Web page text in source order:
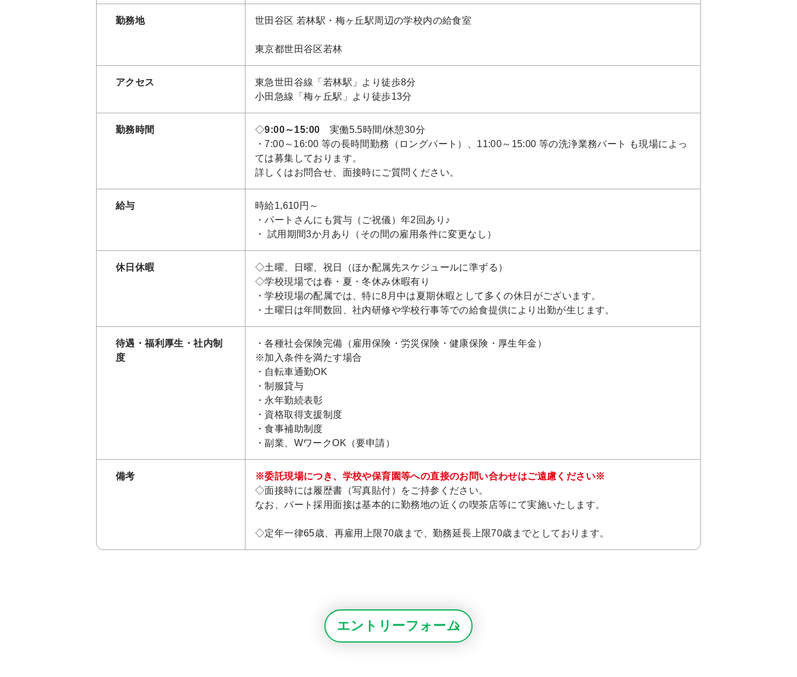
勤務地 世田谷区 若林駅・梅ヶ丘駅周辺の学校内の給食室
東京都世田谷区若林
アクセス
東急世田谷線「若林駅」より徒歩8分
小田急線「梅ヶ丘駅」より徒歩13分
勤務時間 ◇9:00～15:00 実働5.5時間/休憩30分
・7:00～16:00 等の長時間勤務（ロングパート）、11:00～15:00 等の洗浄業務パート も現場によっ
ては募集しております。
詳しくはお問合せ、面接時にご質問ください。
給与
時給1,610円～
・パートさんにも賞与（ご祝儀）年2回あり♪
・ 試用期間3か月あり（その間の雇用条件に変更なし）
休日休暇
◇土曜、日曜、祝日（ほか配属先スケジュールに準ずる）
◇学校現場では春・夏・冬休み休暇有り
・学校現場の配属では、特に8月中は夏期休暇として多くの休日がございます。
・土曜日は年間数回、社内研修や学校行事等での給食提供により出勤が生じます。
待遇・福利厚生・社内制
度
・各種社会保険完備（雇用保険・労災保険・健康保険・厚生年金）
※加入条件を満たす場合
・自転車通勤OK
・制服貸与
・永年勤続表彰
・資格取得支援制度
・食事補助制度
・副業、WワークOK（要申請）
備考
※委託現場につき、学校や保育園等への直接のお問い合わせはご遠慮ください※
◇面接時には履歴書（写真貼付）をご持参ください。
なお、パート採用面接は基本的に勤務地の近くの喫茶店等にて実施いたします。
◇定年一律65歳、再雇用上限70歳まで、勤務延長上限70歳までとしております。
エントリーフォーム